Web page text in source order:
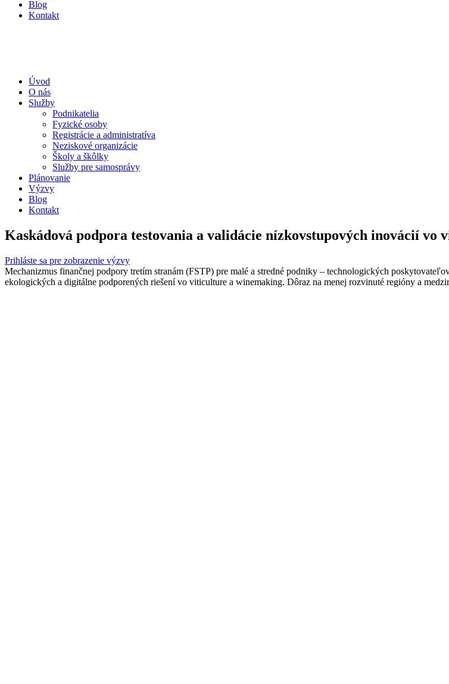
Blog
Kontakt
Úvod
O nás
Služby
Podnikatelia
Fyzické osoby
Registrácie a administratíva
Neziskové organizácie
Školy a škôlky
Služby pre samosprávy
Plánovanie
Výzvy
Blog
Kontakt
Kaskádová podpora testovania a validácie nízkovstupových inovácií vo
Prihláste sa pre zobrazenie výzvy
Mechanizmus finančnej podpory tretím stranám (FSTP) pre malé a stredné podniky – technologických
ekologických a digitálne podporených riešení vo viticulture a winemaking. Dôraz na menej rozvinuté regióny a